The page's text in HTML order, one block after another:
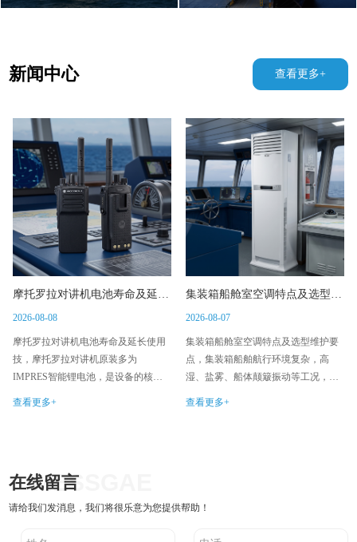
新闻中心
NEWS 查看更多+
摩托罗拉对讲机电池寿命及延长使用技
2026-08-08
摩托罗拉对讲机电池寿命及延长使用
技，摩托罗拉对讲机原装多为
IMPRES智能锂电池，是设备的核心
查看更多+
集装箱船舱室空调特点及选型维护要点
2026-08-07
集装箱船舱室空调特点及选型维护要
点，集装箱船舶航行环境复杂，高
湿、盐雾、船体颠簸振动等工况，对
查看更多+
在线留言
MESSGAE
请给我们发消息，我们将很乐意为您提供帮助！